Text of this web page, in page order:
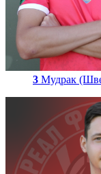
3 Мудрак